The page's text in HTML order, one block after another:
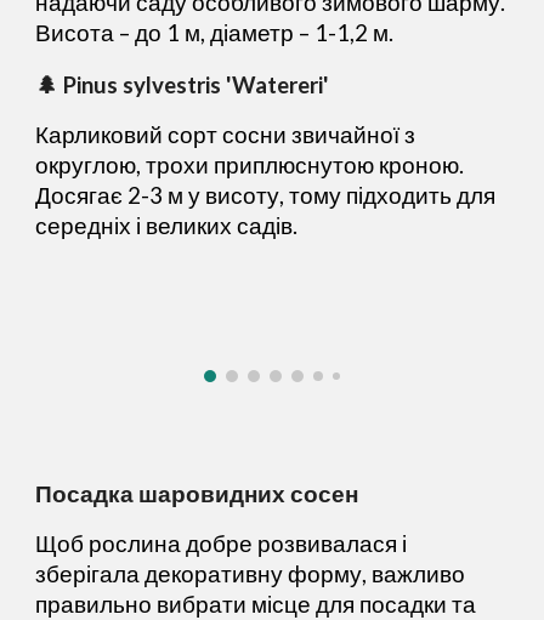
Висота – до 1 м, діаметр – 1-1,2 м.
🌲 Pinus sylvestris 'Watereri'
Карликовий сорт сосни звичайної з
округлою, трохи приплюснутою кроною.
Досягає 2-3 м у висоту, тому підходить для
середніх і великих садів.
Посадка шаровидних сосен
Щоб рослина добре розвивалася і
зберігала декоративну форму, важливо
правильно вибрати місце для посадки та